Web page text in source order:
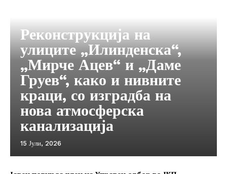
Реконструкција на
улиците „Илинденска“,
„Мирче Ацев“ и „Даме
Груев“, како и нивните
краци, со изградба на
нова атмосферска
канализација
15 Јули, 2026